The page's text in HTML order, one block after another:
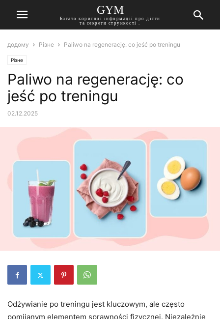
GYM
Багато корисної інформації про дієти
та секрети стрункості .
додому Різне Paliwo na regenerację: co jeść po treningu
Різне
Paliwo na regenerację: co
jeść po treningu
02.12.2025
Odżywianie po treningu jest kluczowym, ale często
pomijanym elementem sprawności fizycznej. Niezależnie